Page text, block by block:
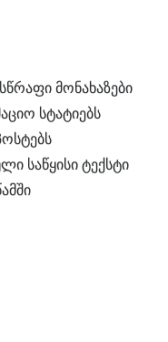
მონახაზები
სტატიებს
საწყისი ტექსტი